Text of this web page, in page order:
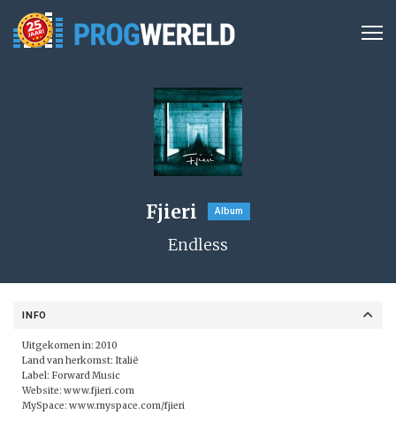
Fjieri Album
Endless
INFO
Uitgekomen in: 2010
Land van herkomst: Italië
Label: Forward Music
Website: www.fjieri.com
MySpace: www.myspace.com/fjieri